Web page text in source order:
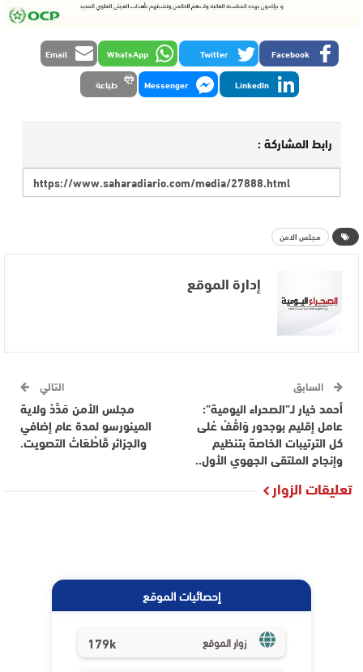
Facebook
Twitter
WhatsApp
Email
LinkedIn
Messenger طباعة
رابط المشاركة :
مجلس الامن
إدارة الموقع
السابق
أحمد خيار لـ”الصحراء اليومية”:
عامل إقليم بوجدور وَاقْفْ عْلى
كل الترتيبات الخاصة بتنظيم
وإنجاح الملتقى الجهوي الأول..
التالي
مجلس الأمن مَدَّدْ ولاية
المينورسو لمدة عام إضافي
والجزائر قَاطْعَاتْ التصويت.
تعليقات الزوار
إحصائيات الموقع
زوار الموقع 179k